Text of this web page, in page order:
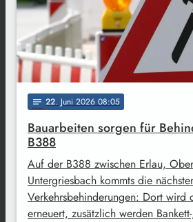
notes 22. Juni 2026 08:05
Bauarbeiten sorgen für
B388
Auf der B388 zwischen Erlau,
Untergriesbach kommts die
Verkehrsbehinderungen: Dort wird
erneuert, zusätzlich werden